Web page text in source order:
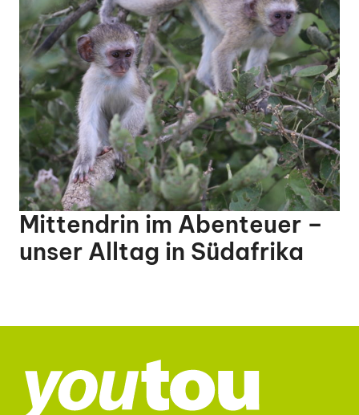
Mittendrin im Abenteuer –
unser Alltag in Südafrika